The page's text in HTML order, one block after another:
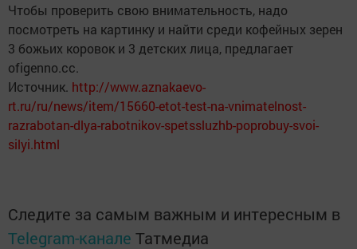
Чтобы проверить свою внимательность, надо
посмотреть на картинку и найти среди кофейных зерен
3 божьих коровок и 3 детских лица, предлагает
ofigenno.cc.
Источник. http://www.aznakaevo-
rt.ru/ru/news/item/15660-etot-test-na-vnimatelnost-
razrabotan-dlya-rabotnikov-spetssluzhb-poprobuy-svoi-
silyi.html
Следите за самым важным и интересным в
Telegram-канале Татмедиа